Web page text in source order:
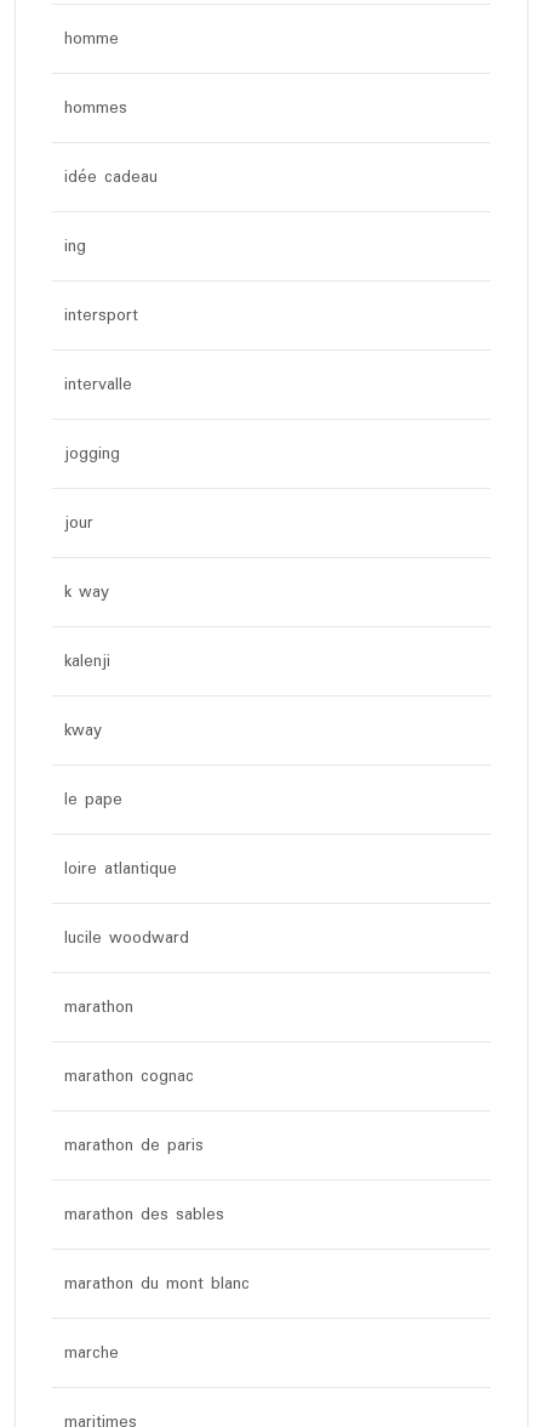
homme
hommes
idée cadeau
ing
intersport
intervalle
jogging
jour
k way
kalenji
kway
le pape
loire atlantique
lucile woodward
marathon
marathon cognac
marathon de paris
marathon des sables
marathon du mont blanc
marche